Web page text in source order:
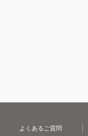
よくあるご質問